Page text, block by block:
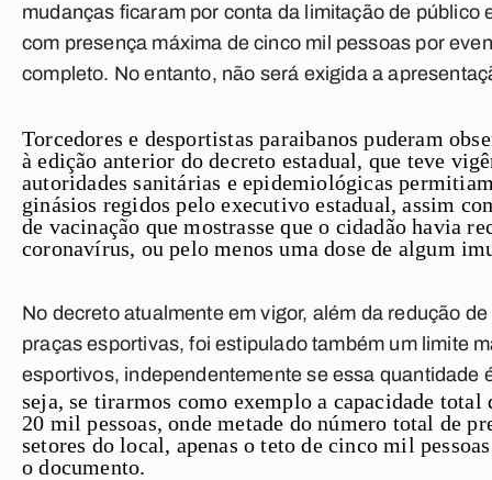
mudanças ficaram por conta da limitação de público
com presença máxima de cinco mil pessoas por
completo. No entanto, não será exigida a
Torcedores e desportistas paraibanos puderam
à edição anterior do decreto estadual, que teve
autoridades sanitárias e epidemiológicas
ginásios regidos pelo executivo estadual, assim
de vacinação que mostrasse que o cidadão havia
coronavírus, ou pelo menos uma dose de algum
No decreto atualmente em vigor, além da redução
praças esportivas, foi estipulado também um limite
esportivos, independentemente se essa
seja, se tirarmos como exemplo a capacidade
20 mil pessoas, onde metade do número total de
setores do local, apenas o teto de cinco mil
o documento.